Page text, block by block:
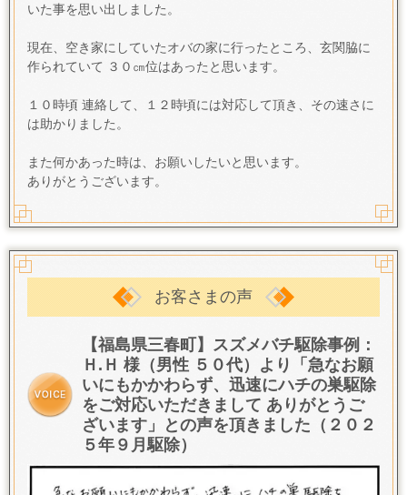
いた事を思い出しました。
現在、空き家にしていたオバの家に行ったところ、玄関脇に
作られていて ３０㎝位はあったと思います。
１０時頃 連絡して、１２時頃には対応して頂き、その速さに
は助かりました。
また何かあった時は、お願いしたいと思います。
ありがとうございます。
お客さまの声
【福島県三春町】スズメバチ駆除事例：
Ｈ.Ｈ 様（男性 ５０代）より「急なお願
いにもかかわらず、迅速にハチの巣駆除
をご対応いただきまして ありがとうご
ざいます」との声を頂きました（２０２
５年９月駆除）